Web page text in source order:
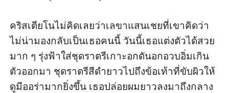
คริสเตียโนไม่คิดเลยว่าเลขาแสนเชยที่เขาคิดว่า
ไม่น่ามองกลับเป็นเธอคนนี้ วันนี้เธอแต่งตัวได้สวย
มาก ๆ รุ่งฟ้าใส่ชุดราตรีเกาะอกดันอกอวบอิ่มเกิน
ตัวออกมา ชุดราตรีสีดำยาวไปถึงข้อเท้าที่ขับผิวให้
ดูมีออร่ามากยิ่งขึ้น เธอปล่อยผมยาวลงมาถึงกลาง